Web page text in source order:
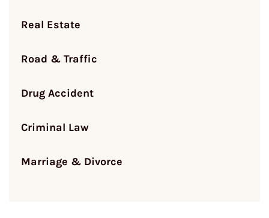
Real Estate
Road & Traffic
Drug Accident
Criminal Law
Marriage & Divorce